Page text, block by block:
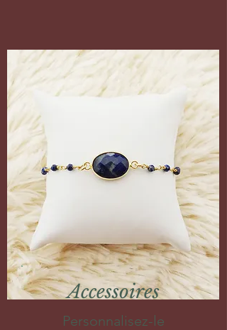
Accessoires
Personnalisez-le